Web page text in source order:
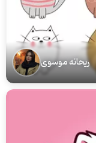
ریحانه موسوی